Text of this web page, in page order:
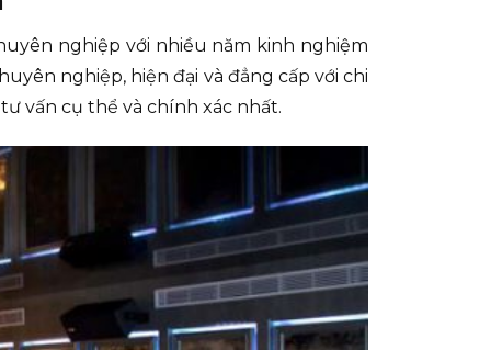
nghiệp với nhiều năm kinh nghiệm
nghiệp, hiện đại và đẳng cấp với chi
vấn cụ thể và chính xác nhất.